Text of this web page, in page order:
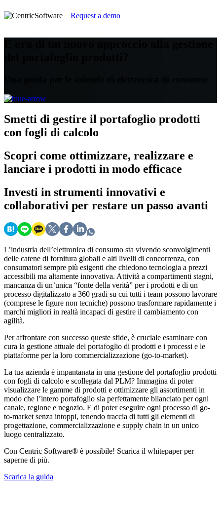
Request a demo
Smetti di gestire il portafoglio prodotti
con fogli di calcolo
Scopri come ottimizzare, realizzare e
lanciare i prodotti in modo efficace
Investi in strumenti innovativi e
collaborativi per restare un passo avanti
L’industria dell’elettronica di consumo sta vivendo sconvolgimenti
delle catene di fornitura globali e alti livelli di concorrenza, con
consumatori sempre più esigenti che chiedono tecnologia a prezzi
accessibili ma altamente innovativa. Attività a compartimenti stagni,
mancanza di un’unica “fonte della verità” per i prodotti e di un
processo digitalizzato a 360 gradi su cui tutti i team possono lavorare
(comprese le figure non tecniche) possono trasformare rapidamente i
marchi migliori in realtà incapaci di gestire il cambiamento con
agilità.
Per affrontare con successo queste sfide, è cruciale esaminare con
cura la gestione attuale del portafoglio di prodotti e i processi e le
piattaforme per la loro commercializzazione (go-to-market).
La tua azienda è impantanata in una gestione del portafoglio prodotti
con fogli di calcolo e scollegata dal PLM? Immagina di poter
visualizzare le gamme di prodotti e ottimizzare gli assortimenti in
modo che l’intero portafoglio sia perfettamente bilanciato per ogni
canale, regione e negozio. E di poter eseguire ogni processo di go-
to-market senza intoppi, tenendo traccia di tutti gli elementi di
progettazione, commercializzazione e supply chain in un unico
luogo centralizzato.
Con Centric Software® è possibile! Scarica il whitepaper per
saperne di più.
Scarica la guida